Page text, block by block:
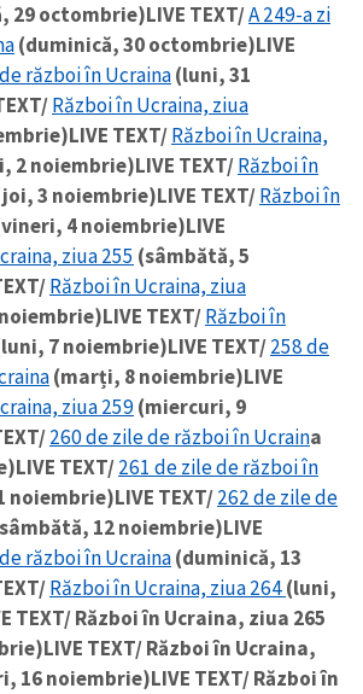
29 octombrie)LIVE TEXT/A 249-a zi
(duminică, 30 octombrie)LIVE
război în Ucraina(luni, 31
Război în Ucraina, ziua
LIVE TEXT/Război în Ucraina,
2 noiembrie)LIVE TEXT/Război în
3 noiembrie)LIVE TEXT/Război în
4 noiembrie)LIVE
ziua 255 (sâmbătă, 5
Război în Ucraina, ziua
LIVE TEXT/Război în
7 noiembrie)LIVE TEXT/258 de
(marți, 8 noiembrie)LIVE
ziua 259(miercuri, 9
260 de zile de război în Ucraina
LIVE TEXT/261 de zile de război în
noiembrie)LIVE TEXT/262 de zile de
12 noiembrie)LIVE
război în Ucraina(duminică, 13
Război în Ucraina, ziua 264(luni,
TEXT/ Război în Ucraina, ziua 265
LIVE TEXT/ Război în Ucraina,
16 noiembrie)LIVE TEXT/ Război în